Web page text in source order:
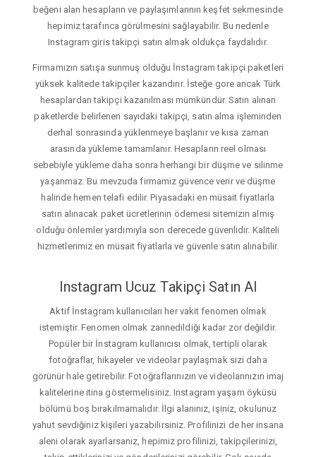
beğeni alan hesapların ve paylaşımlarının keşfet sekmesinde
hepimiz tarafınca görülmesini sağlayabilir. Bu nedenle
Instagram giris takipçi satın almak oldukça faydalıdır.
Firmamızın satışa sunmuş olduğu İnstagram takipçi paketleri
yüksek kalitede takipçiler kazandırır. İsteğe gore ancak Türk
hesaplardan takipçi kazanılması mümkündür. Satın alınan
paketlerde belirlenen sayıdaki takipçi, satın alma işleminden
derhal sonrasında yüklenmeye başlanır ve kısa zaman
arasında yükleme tamamlanır. Hesapların reel olması
sebebiyle yükleme daha sonra herhangi bir düşme ve silinme
yaşanmaz. Bu mevzuda firmamız güvence verir ve düşme
halinde hemen telafi edilir. Piyasadaki en müsait fiyatlarla
satın alınacak paket ücretlerinin ödemesi sitemizin almış
olduğu önlemler yardımıyla son derecede güvenlidir. Kaliteli
hizmetlerimiz en müsait fiyatlarla ve güvenle satın alınabilir.
Instagram Ucuz Takipçi Satın Al
Aktif İnstagram kullanıcıları her vakit fenomen olmak
istemiştir. Fenomen olmak zannedildiği kadar zor değildir.
Popüler bir İnstagram kullanıcısı olmak, tertipli olarak
fotoğraflar, hikayeler ve videolar paylaşmak sizi daha
görünür hale getirebilir. Fotoğraflarınızın ve videolarınızın imaj
kalitelerine itina göstermelisiniz. Instagram yaşam öyküsü
bölümü boş bırakılmamalıdır. İlgi alanınız, işiniz, okulunuz
yahut sevdiğiniz kişileri yazabilirsiniz. Profilinizi de her insana
aleni olarak ayarlarsanız, hepimiz profilinizi, takipçilerinizi,